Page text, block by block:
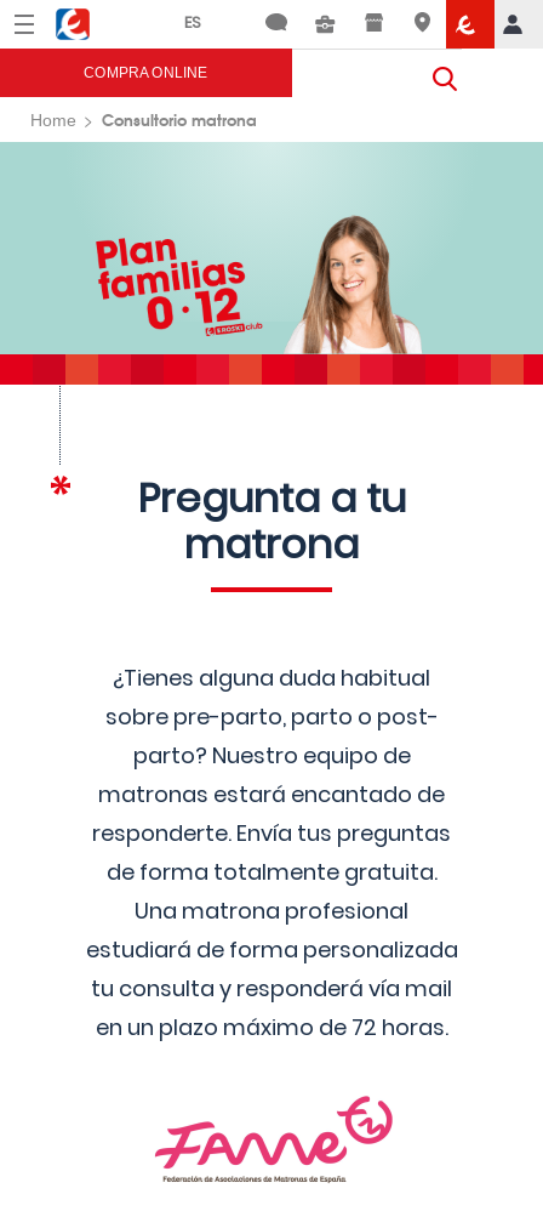
Menú Eroski
COMPRA ONLINE
Home Consultorio matrona
Pregunta a tu
matrona
¿Tienes alguna duda habitual
sobre pre-parto, parto o post-
parto? Nuestro equipo de
matronas estará encantado de
responderte. Envía tus preguntas
de forma totalmente gratuita.
Una matrona profesional
estudiará de forma personalizada
tu consulta y responderá vía mail
en un plazo máximo de 72 horas.